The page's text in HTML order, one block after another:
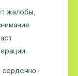
жалобы,
сердечно-